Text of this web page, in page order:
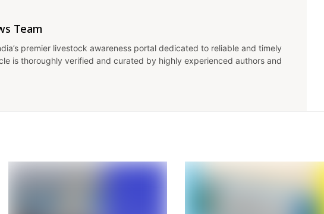
Team
premier livestock awareness portal dedicated to reliable and timely
is thoroughly verified and curated by highly experienced authors and